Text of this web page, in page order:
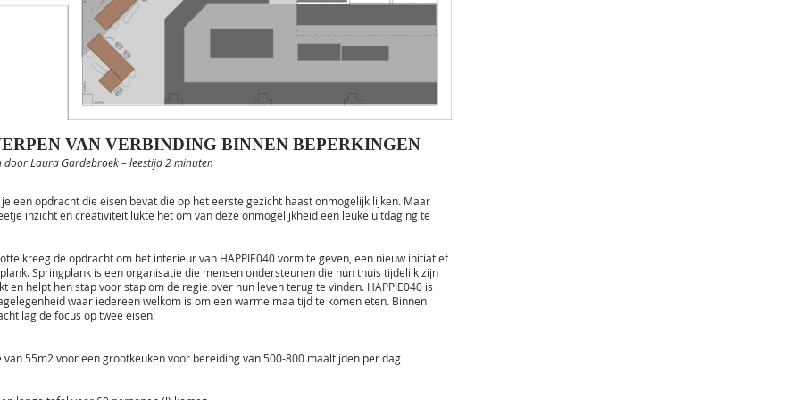
VAN VERBINDING BINNEN BEPERKINGEN
door Laura Gardebroek – leestijd 2 minuten
een opdracht die eisen bevat die op het eerste gezicht haast onmogelijk lijken. Maar
inzicht en creativiteit lukte het om van deze onmogelijkheid een leuke uitdaging te
kreeg de opdracht om het interieur van HAPPIE040 vorm te geven, een nieuw initiatief
Springplank is een organisatie die mensen ondersteunen die hun thuis tijdelijk zijn
en helpt hen stap voor stap om de regie over hun leven terug te vinden. HAPPIE040 is
waar iedereen welkom is om een warme maaltijd te komen eten. Binnen
lag de focus op twee eisen:
van 55m2 voor een grootkeuken voor bereiding van 500-800 maaltijden per dag